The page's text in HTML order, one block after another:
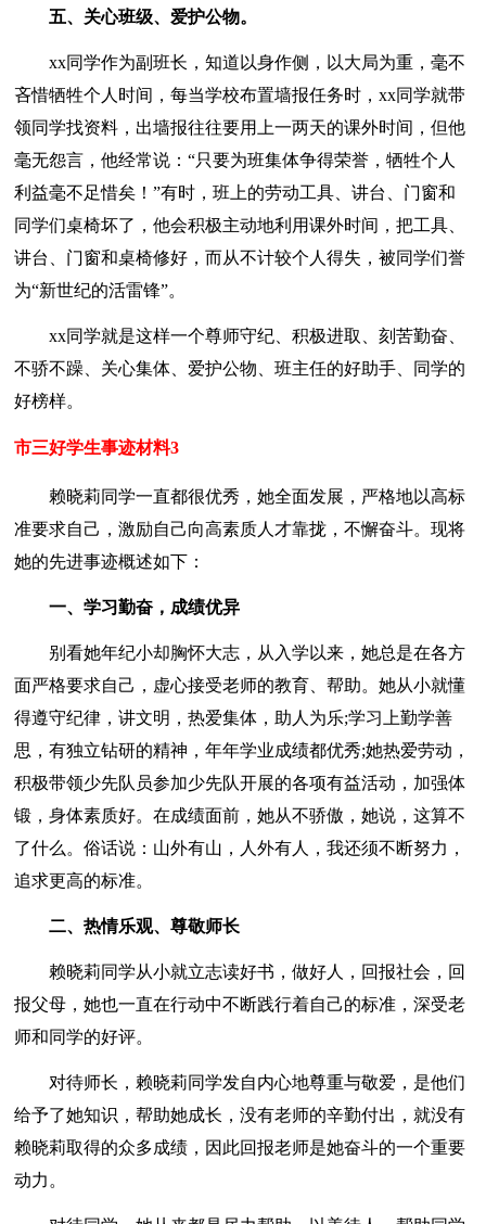
五、关心班级、爱护公物。
xx同学作为副班长，知道以身作侧，以大局为重，毫不
吝惜牺牲个人时间，每当学校布置墙报任务时，xx同学就带
领同学找资料，出墙报往往要用上一两天的课外时间，但他
毫无怨言，他经常说：“只要为班集体争得荣誉，牺牲个人
利益毫不足惜矣！”有时，班上的劳动工具、讲台、门窗和
同学们桌椅坏了，他会积极主动地利用课外时间，把工具、
讲台、门窗和桌椅修好，而从不计较个人得失，被同学们誉
为“新世纪的活雷锋”。
xx同学就是这样一个尊师守纪、积极进取、刻苦勤奋、
不骄不躁、关心集体、爱护公物、班主任的好助手、同学的
好榜样。
市三好学生事迹材料3
赖晓莉同学一直都很优秀，她全面发展，严格地以高标
准要求自己，激励自己向高素质人才靠拢，不懈奋斗。现将
她的先进事迹概述如下：
一、学习勤奋，成绩优异
别看她年纪小却胸怀大志，从入学以来，她总是在各方
面严格要求自己，虚心接受老师的教育、帮助。她从小就懂
得遵守纪律，讲文明，热爱集体，助人为乐;学习上勤学善
思，有独立钻研的精神，年年学业成绩都优秀;她热爱劳动，
积极带领少先队员参加少先队开展的各项有益活动，加强体
锻，身体素质好。在成绩面前，她从不骄傲，她说，这算不
了什么。俗话说：山外有山，人外有人，我还须不断努力，
追求更高的标准。
二、热情乐观、尊敬师长
赖晓莉同学从小就立志读好书，做好人，回报社会，回
报父母，她也一直在行动中不断践行着自己的标准，深受老
师和同学的好评。
对待师长，赖晓莉同学发自内心地尊重与敬爱，是他们
给予了她知识，帮助她成长，没有老师的辛勤付出，就没有
赖晓莉取得的众多成绩，因此回报老师是她奋斗的一个重要
动力。